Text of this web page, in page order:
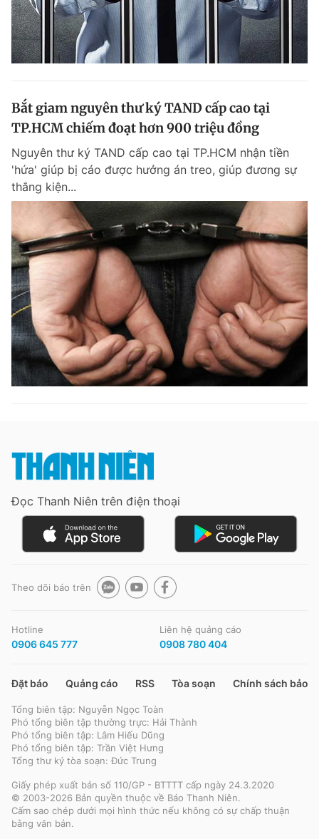
Bắt giam nguyên thư ký TAND cấp cao tại
TP.HCM chiếm đoạt hơn 900 triệu đồng
Nguyên thư ký TAND cấp cao tại TP.HCM nhận tiền
'hứa' giúp bị cáo được hưởng án treo, giúp đương sự
thắng kiện...
Đọc Thanh Niên trên điện thoại
Theo dõi báo trên
Hotline
0906 645 777
Liên hệ quảng cáo
0908 780 404
Đặt báo Quảng cáo RSS Tòa soạn Chính sách bảo
Tổng biên tập: Nguyễn Ngọc Toàn
Phó tổng biên tập thường trực: Hải Thành
Phó tổng biên tập: Lâm Hiếu Dũng
Phó tổng biên tập: Trần Việt Hưng
Tổng thư ký tòa soạn: Đức Trung
Giấy phép xuất bản số 110/GP - BTTTT cấp ngày 24.3.2020
© 2003-2026 Bản quyền thuộc về Báo Thanh Niên.
Cấm sao chép dưới mọi hình thức nếu không có sự chấp thuận
bằng văn bản.